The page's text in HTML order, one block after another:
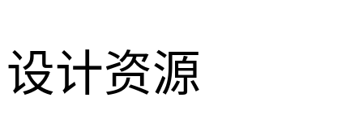
设计资源